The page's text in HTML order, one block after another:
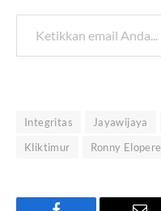
Ketikkan email Anda...
Integritas Jayawijaya
Kliktimur
Ronny Elopere